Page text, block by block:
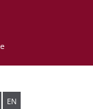
EN